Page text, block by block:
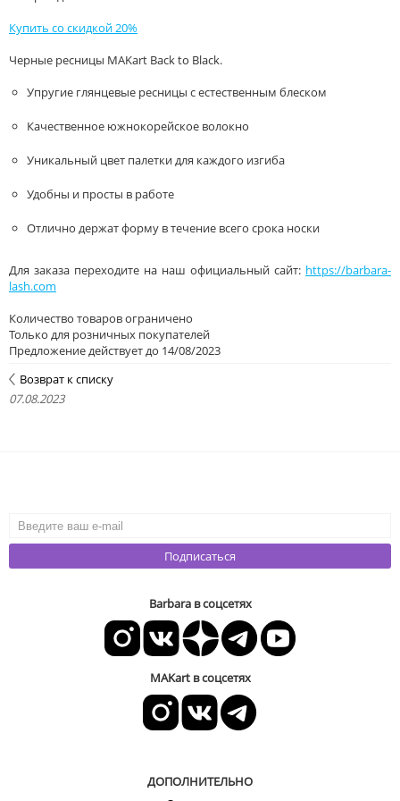
Купить со скидкой 20%
Черные ресницы MAKart Back to Black.
Упругие глянцевые ресницы с естественным блеском
Качественное южнокорейское волокно
Уникальный цвет палетки для каждого изгиба
Удобны и просты в работе
Отлично держат форму в течение всего срока носки
Для заказа переходите на наш официальный сайт: https://barbara-
lash.com
Количество товаров ограничено
Только для розничных покупателей
Предложение действует до 14/08/2023
Возврат к списку
07.08.2023
Подписаться
Barbara в соцсетях
MAKart в соцсетях
ДОПОЛНИТЕЛЬНО